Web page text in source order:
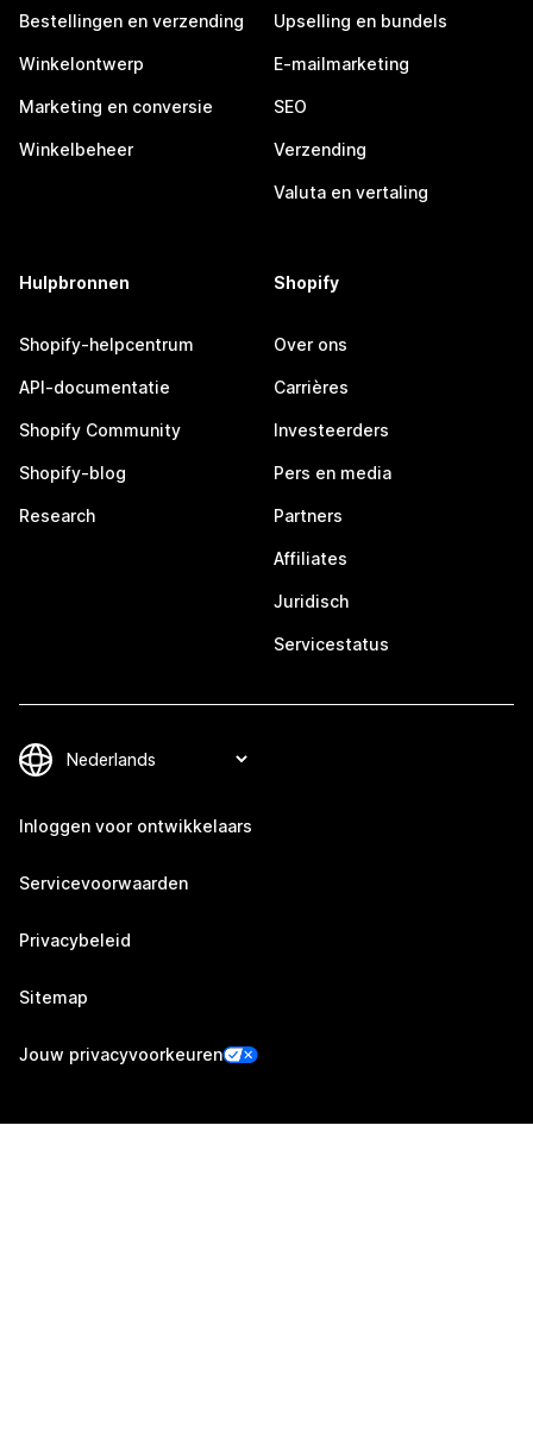
Bestellingen en verzending
Winkelontwerp
Marketing en conversie
Winkelbeheer
Upselling en bundels
E-mailmarketing
SEO
Verzending
Valuta en vertaling
Hulpbronnen
Shopify-helpcentrum
API-documentatie
Shopify Community
Shopify-blog
Research
Shopify
Over ons
Carrières
Investeerders
Pers en media
Partners
Affiliates
Juridisch
Servicestatus
Inloggen voor ontwikkelaars
Servicevoorwaarden
Privacybeleid
Sitemap
Jouw privacyvoorkeuren